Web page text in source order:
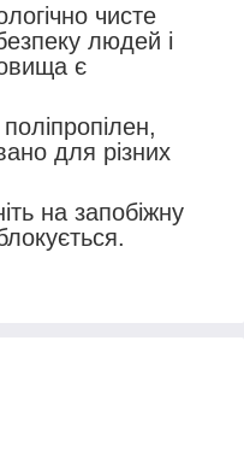
чисте
людей і
є
для різних
на запобіжну